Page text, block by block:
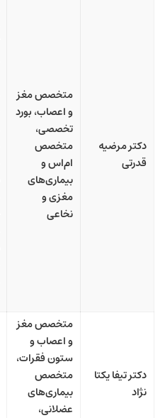
دکتر مرضیه
قدرتی
متخصص مغز
و اعصاب، بورد
تخصصی،
متخصص
ام‌اس و
بیماری‌های
مغزی و
نخاعی
دکتر تیفا یکتا
نژاد
متخصص مغز
و اعصاب و
ستون فقرات،
متخصص
بیماری‌های
عضلانی،